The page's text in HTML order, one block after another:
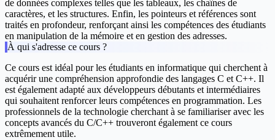
de données complexes telles que les tableaux, les chaînes de
caractères, et les structures. Enfin, les pointeurs et références sont
traités en profondeur, renforçant ainsi les compétences des étudiants
en manipulation de la mémoire et en gestion des adresses.
À qui s'adresse ce cours ?
Ce cours est idéal pour les étudiants en informatique qui cherchent à
acquérir une compréhension approfondie des langages C et C++. Il
est également adapté aux développeurs débutants et intermédiaires
qui souhaitent renforcer leurs compétences en programmation. Les
professionnels de la technologie cherchant à se familiariser avec les
concepts avancés du C/C++ trouveront également ce cours
extrêmement utile.